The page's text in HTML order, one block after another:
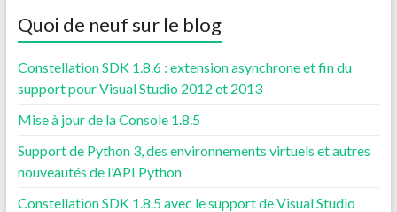
Quoi de neuf sur le blog
Constellation SDK 1.8.6 : extension asynchrone et fin du
support pour Visual Studio 2012 et 2013
Mise à jour de la Console 1.8.5
Support de Python 3, des environnements virtuels et autres
nouveautés de l’API Python
Constellation SDK 1.8.5 avec le support de Visual Studio